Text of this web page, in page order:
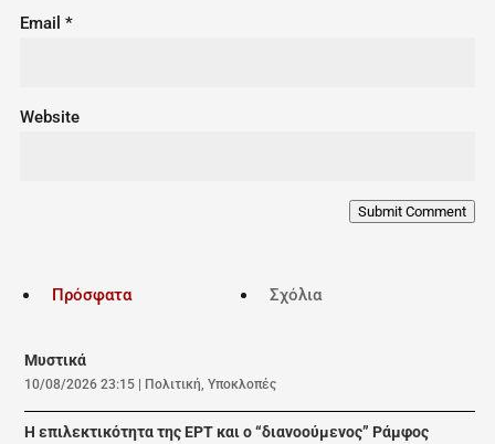
Email *
Website
Submit Comment
Πρόσφατα Σχόλια
Μυστικά
10/08/2026 23:15 Πολιτική,Υποκλοπές
Η επιλεκτικότητα της ΕΡΤ και ο “διανοούμενος” Ράμφος